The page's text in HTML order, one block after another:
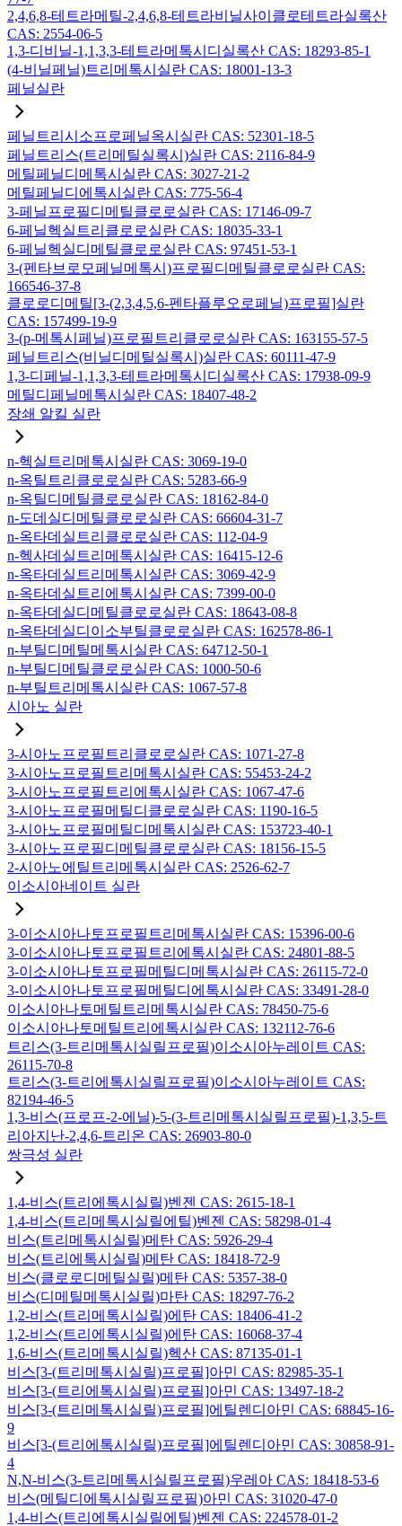
2,4,6,8-테트라메틸-2,4,6,8-테트라비닐사이클로테트라실록산
CAS: 2554-06-5
1,3-디비닐-1,1,3,3-테트라메톡시디실록산 CAS: 18293-85-1
(4-비닐페닐)트리메톡시실란 CAS: 18001-13-3
페닐실란
페닐트리시소프로페닐옥시실란 CAS: 52301-18-5
페닐트리스(트리메틸실록시)실란 CAS: 2116-84-9
메틸페닐디메톡시실란 CAS: 3027-21-2
메틸페닐디에톡시실란 CAS: 775-56-4
3-페닐프로필디메틸클로로실란 CAS: 17146-09-7
6-페닐헥실트리클로로실란 CAS: 18035-33-1
6-페닐헥실디메틸클로로실란 CAS: 97451-53-1
3-(펜타브로모페닐메톡시)프로필디메틸클로로실란 CAS:
166546-37-8
클로로디메틸[3-(2,3,4,5,6-펜타플루오로페닐)프로필]실란
CAS: 157499-19-9
3-(p-메톡시페닐)프로필트리클로로실란 CAS: 163155-57-5
페닐트리스(비닐디메틸실록시)실란 CAS: 60111-47-9
1,3-디페닐-1,1,3,3-테트라메톡시디실록산 CAS: 17938-09-9
메틸디페닐메톡시실란 CAS: 18407-48-2
장쇄 알킬 실란
n-헥실트리메톡시실란 CAS: 3069-19-0
n-옥틸트리클로로실란 CAS: 5283-66-9
n-옥틸디메틸클로로실란 CAS: 18162-84-0
n-도데실디메틸클로로실란 CAS: 66604-31-7
n-옥타데실트리클로로실란 CAS: 112-04-9
n-헥사데실트리메톡시실란 CAS: 16415-12-6
n-옥타데실트리메톡시실란 CAS: 3069-42-9
n-옥타데실트리에톡시실란 CAS: 7399-00-0
n-옥타데실디메틸클로로실란 CAS: 18643-08-8
n-옥타데실디이소부틸클로로실란 CAS: 162578-86-1
n-부틸디메틸메톡시실란 CAS: 64712-50-1
n-부틸디메틸클로로실란 CAS: 1000-50-6
n-부틸트리메톡시실란 CAS: 1067-57-8
시아노 실란
3-시아노프로필트리클로로실란 CAS: 1071-27-8
3-시아노프로필트리메톡시실란 CAS: 55453-24-2
3-시아노프로필트리에톡시실란 CAS: 1067-47-6
3-시아노프로필메틸디클로로실란 CAS: 1190-16-5
3-시아노프로필메틸디메톡시실란 CAS: 153723-40-1
3-시아노프로필디메틸클로로실란 CAS: 18156-15-5
2-시아노에틸트리메톡시실란 CAS: 2526-62-7
이소시아네이트 실란
3-이소시아나토프로필트리메톡시실란 CAS: 15396-00-6
3-이소시아나토프로필트리에톡시실란 CAS: 24801-88-5
3-이소시아나토프로필메틸디메톡시실란 CAS: 26115-72-0
3-이소시아나토프로필메틸디에톡시실란 CAS: 33491-28-0
이소시아나토메틸트리메톡시실란 CAS: 78450-75-6
이소시아나토메틸트리에톡시실란 CAS: 132112-76-6
트리스(3-트리메톡시실릴프로필)이소시아누레이트 CAS:
26115-70-8
트리스(3-트리에톡시실릴프로필)이소시아누레이트 CAS:
82194-46-5
1,3-비스(프로프-2-에닐)-5-(3-트리메톡시실릴프로필)-1,3,5-트
리아지난-2,4,6-트리온 CAS: 26903-80-0
쌍극성 실란
1,4-비스(트리에톡시실릴)벤젠 CAS: 2615-18-1
1,4-비스(트리메톡시실릴에틸)벤젠 CAS: 58298-01-4
비스(트리메톡시실릴)메탄 CAS: 5926-29-4
비스(트리에톡시실릴)메탄 CAS: 18418-72-9
비스(클로로디메틸실릴)메탄 CAS: 5357-38-0
비스(디메틸메톡시실릴)마탄 CAS: 18297-76-2
1,2-비스(트리메톡시실릴)에탄 CAS: 18406-41-2
1,2-비스(트리에톡시실릴)에탄 CAS: 16068-37-4
1,6-비스(트리메톡시실릴)헥산 CAS: 87135-01-1
비스[3-(트리메톡시실릴)프로필]아민 CAS: 82985-35-1
비스[3-(트리에톡시실릴)프로필]아민 CAS: 13497-18-2
비스[3-(트리메톡시실릴)프로필]에틸렌디아민 CAS: 68845-16-
9
비스[3-(트리에톡시실릴)프로필]에틸렌디아민 CAS: 30858-91-
4
N,N-비스(3-트리메톡시실릴프로필)우레아 CAS: 18418-53-6
비스(메틸디에톡시실릴프로필)아민 CAS: 31020-47-0
1,4-비스(트리에톡시실릴에틸)벤젠 CAS: 224578-01-2